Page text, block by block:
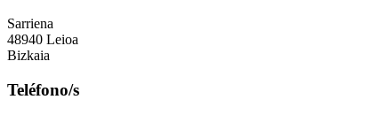
Sarriena
48940 Leioa
Bizkaia
Teléfono/s